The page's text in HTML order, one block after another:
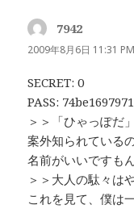
7942
り:
2009年8月6日 11:31 PM
SECRET: 0
PASS:
＞＞「ひゃっぽだ
案外知られている
名前がいいですも
＞＞大人の駄々は
これを見て、僕は